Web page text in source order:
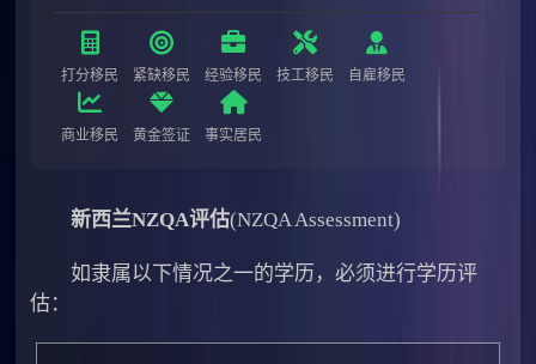
打分移民 紧缺移民 经验移民 技工移民 自雇移民
商业移民 黄金签证 事实居民
新西兰NZQA评估(NZQA Assessment)
如隶属以下情况之一的学历，必须进行学历评
估：